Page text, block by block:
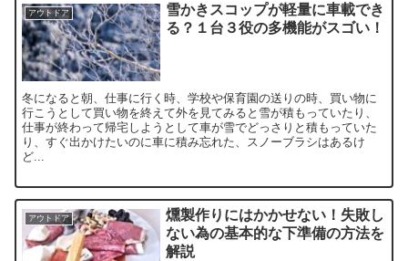
アウトドア
雪かきスコップが軽量に車載でき
る？１台３役の多機能がスゴい！
冬になると朝、仕事に行く時、学校や保育園の送りの時、買い物に
行こうとして買い物を終えて外を見てみると雪が積もっていたり、
仕事が終わって帰宅しようとして車が雪でどっさりと積もっていた
り、すぐ出かけたいのに車に積み忘れた、スノーブラシはあるけ
ど...
アウトドア
燻製作りにはかかせない！失敗し
ない為の基本的な下準備の方法を
解説